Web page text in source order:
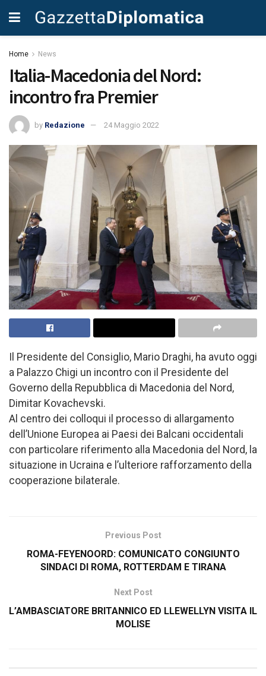
Home News
Italia-Macedonia del Nord:
incontro fra Premier
by Redazione 24 Maggio 2022
Il Presidente del Consiglio, Mario Draghi, ha avuto oggi
a Palazzo Chigi un incontro con il Presidente del
Governo della Repubblica di Macedonia del Nord,
Dimitar Kovachevski.
Al centro dei colloqui il processo di allargamento
dell’Unione Europea ai Paesi dei Balcani occidentali
con particolare riferimento alla Macedonia del Nord, la
situazione in Ucraina e l’ulteriore rafforzamento della
cooperazione bilaterale.
Previous Post
ROMA-FEYENOORD: COMUNICATO CONGIUNTO
SINDACI DI ROMA, ROTTERDAM E TIRANA
Next Post
L’AMBASCIATORE BRITANNICO ED LLEWELLYN VISITA IL
MOLISE